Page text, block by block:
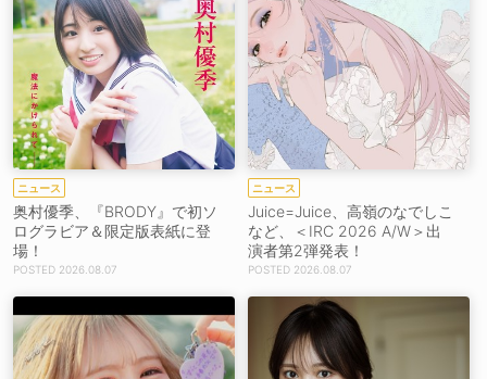
ニュース
奥村優季、『BRODY』で初ソ
ログラビア＆限定版表紙に登
場！
2026.08.07
ニュース
Juice=Juice、高嶺のなでしこ
など、＜IRC 2026 A/W＞出
演者第2弾発表！
2026.08.07